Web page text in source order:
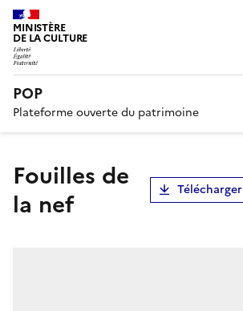
MINISTÈRE
DE LA CULTURE
POP
Plateforme ouverte du patrimoine
Fouilles de
la nef
Télécharger